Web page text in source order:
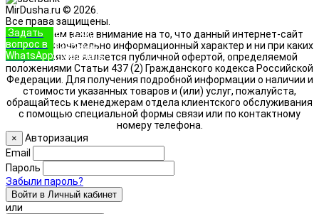
MirDusha.ru © 2026.
Все права защищены.
Обращаем ваше внимание на то, что данный интернет-сайт
носит исключительно информационный характер и ни при каких
условиях не является публичной офертой, определяемой
положениями Статьи 437 (2) Гражданского кодекса Российской
Федерации. Для получения подробной информации о наличии и
стоимости указанных товаров и (или) услуг, пожалуйста,
обращайтесь к менеджерам отдела клиентского обслуживания
с помощью специальной формы связи или по контактному
номеру телефона.
Задать
вопрос в
WhatsApp
+7 (933)
888-8322
Позвонить
×
Авторизация
Email
Пароль
Забыли пароль?
Войти в Личный кабинет
или